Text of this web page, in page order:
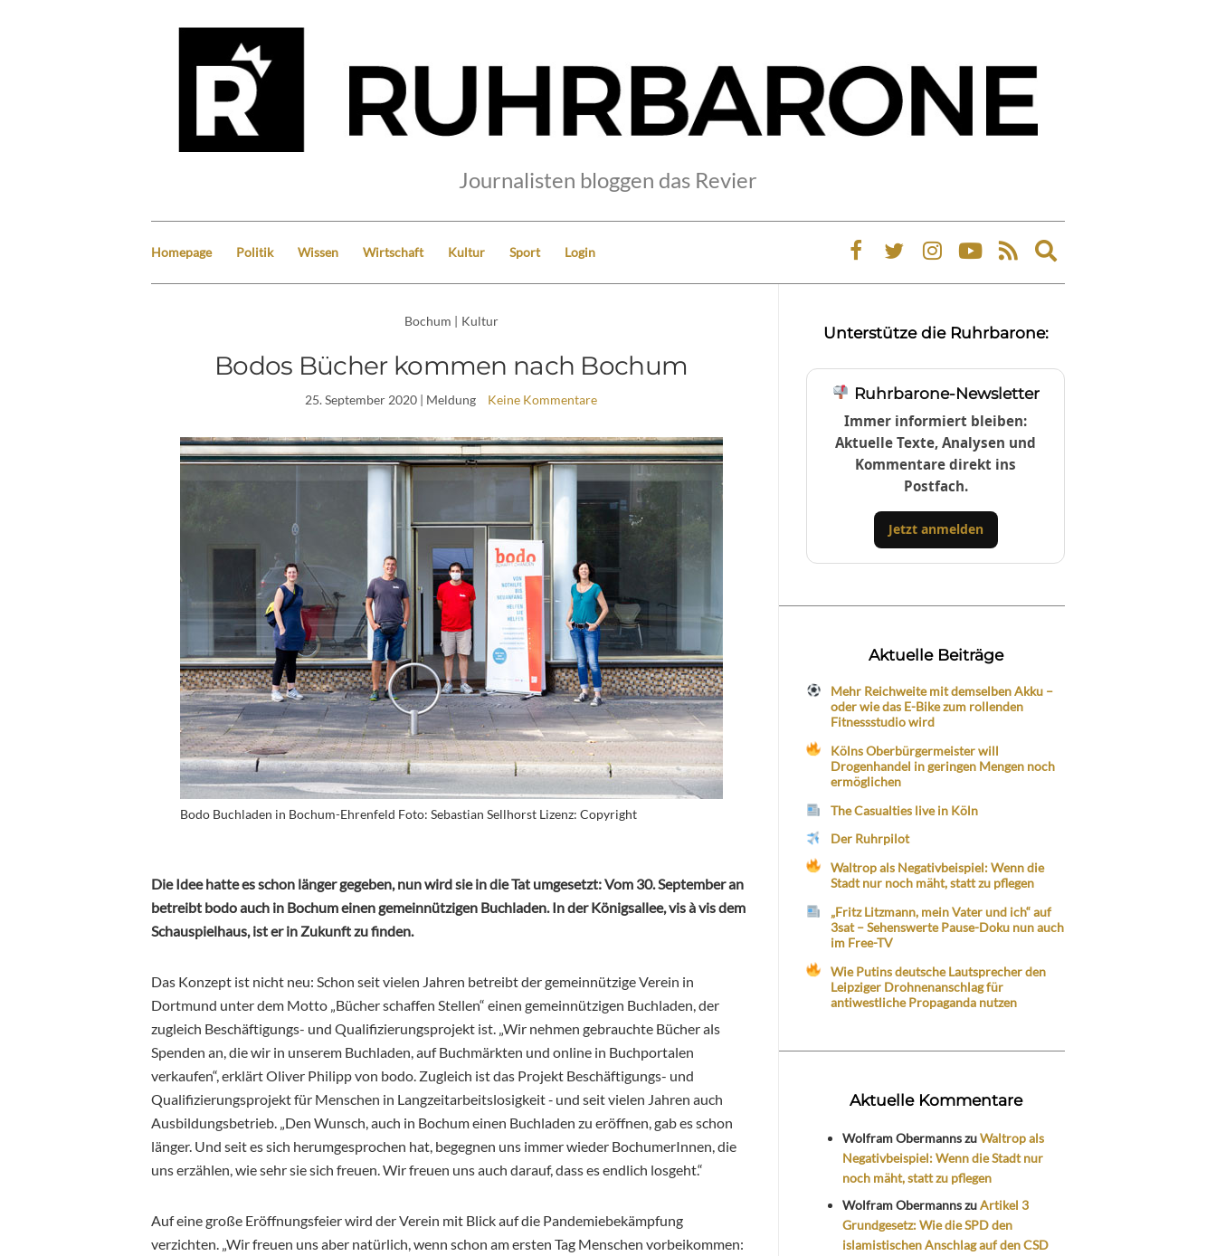
Journalisten bloggen das Revier
Homepage Politik Wissen Wirtschaft Kultur Sport Login
Expand
search
Bochum | Kultur
Bodos Bücher kommen nach Bochum
25. September 2020 | Meldung Keine Kommentare
Bodo Buchladen in Bochum-Ehrenfeld Foto: Sebastian Sellhorst Lizenz: Copyright
Die Idee hatte es schon länger gegeben, nun wird sie in die Tat umgesetzt: Vom 30. September an
betreibt bodo auch in Bochum einen gemeinnützigen Buchladen. In der Königsallee, vis à vis dem
Schauspielhaus, ist er in Zukunft zu finden.
Das Konzept ist nicht neu: Schon seit vielen Jahren betreibt der gemeinnützige Verein in
Dortmund unter dem Motto „Bücher schaffen Stellen“ einen gemeinnützigen Buchladen, der
zugleich Beschäftigungs- und Qualifizierungsprojekt ist. „Wir nehmen gebrauchte Bücher als
Spenden an, die wir in unserem Buchladen, auf Buchmärkten und online in Buchportalen
verkaufen“, erklärt Oliver Philipp von bodo. Zugleich ist das Projekt Beschäftigungs- und
Qualifizierungsprojekt für Menschen in Langzeitarbeitslosigkeit ‑ und seit vielen Jahren auch
Ausbildungsbetrieb. „Den Wunsch, auch in Bochum einen Buchladen zu eröffnen, gab es schon
länger. Und seit es sich herumgesprochen hat, begegnen uns immer wieder BochumerInnen, die
uns erzählen, wie sehr sie sich freuen. Wir freuen uns auch darauf, dass es endlich losgeht.“
Auf eine große Eröffnungsfeier wird der Verein mit Blick auf die Pandemiebekämpfung
verzichten. „Wir freuen uns aber natürlich, wenn schon am ersten Tag Menschen vorbeikommen:
Unterstütze die Ruhrbarone:
Ruhrbarone-Newsletter
Immer informiert bleiben:
Aktuelle Texte, Analysen und
Kommentare direkt ins
Postfach.
Jetzt anmelden
Aktuelle Beiträge
Mehr Reichweite mit demselben Akku –
oder wie das E-Bike zum rollenden
Fitnessstudio wird
Kölns Oberbürgermeister will
Drogenhandel in geringen Mengen noch
ermöglichen
The Casualties live in Köln
Der Ruhrpilot
Waltrop als Negativbeispiel: Wenn die
Stadt nur noch mäht, statt zu pflegen
„Fritz Litzmann, mein Vater und ich“ auf
3sat – Sehenswerte Pause-Doku nun auch
im Free-TV
Wie Putins deutsche Lautsprecher den
Leipziger Drohnenanschlag für
antiwestliche Propaganda nutzen
Aktuelle Kommentare
Wolfram ObermannszuWaltrop als
Negativbeispiel: Wenn die Stadt nur
noch mäht, statt zu pflegen
Wolfram ObermannszuArtikel 3
Grundgesetz: Wie die SPD den
islamistischen Anschlag auf den CSD